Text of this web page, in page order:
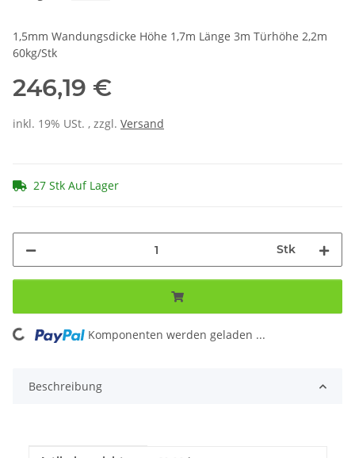
1,5mm Wandungsdicke Höhe 1,7m Länge 3m Türhöhe 2,2m
60kg/Stk
246,19 €
inkl. 19% USt. , zzgl. Versand
27 Stk Auf Lager
Stk
Komponenten werden geladen ...
Beschreibung